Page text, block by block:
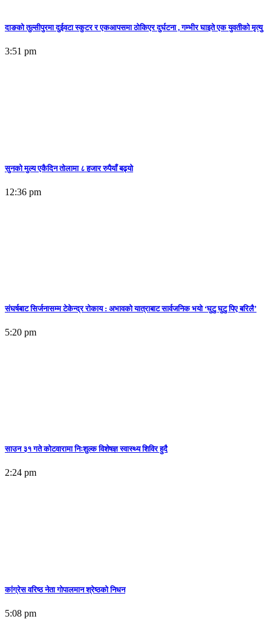
दाङको तुल्सीपुरमा दुईवटा स्कुटर र एकआपसमा ठोकिएर दुर्घटना , गम्भीर घाइते एक युवतीको मृत्यु
3:51 pm
सुनकाे मुल्य एकैदिन तोलामा ८ हजार रुपैयाँ बढ्यो
12:36 pm
संघर्षबाट सिर्जनासम्म टेकेन्द्र रोकाय : अभावको यात्राबाट सार्वजनिक भयो ‘घुटु घुटु पिए बरिलै’
5:20 pm
साउन ३१ गते कोटवारामा निःशुल्क विशेषज्ञ स्वास्थ्य शिविर हुदै
2:24 pm
कांग्रेस वरिष्ठ नेता गोपालमान श्रेष्ठको निधन
5:08 pm